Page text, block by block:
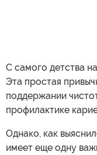
С самого детства
Эта простая
поддержании
профилактике
Однако, как
имеет еще одну